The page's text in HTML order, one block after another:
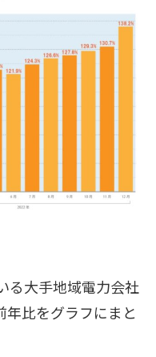
る大手地域電力会社
比をグラフにまと